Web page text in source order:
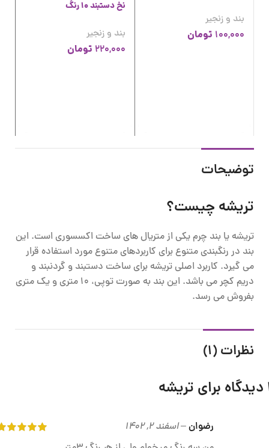
بند و زنجیر
100,000 تومان
نخ دستبند 10 رنگ
بند و زنجیر
220,000 تومان
توضیحات
تریشه چیست؟
تریشه یا بند چرم یکی از متریال های ساخت اکسسوری است. این
بند در رنگبندی متنوع برای کاربردهای متنوع مورد استفاده قرار
می گیرد. کاربرد اصلی تریشه برای ساخت دستبند و گردنبند و
دریم کچر می باشد. این بند به صورت توپی، 10 متری و یک متری
بفروش می رسد.
نظرات (1)
تریشه
رضوان–اسفند 2, 1402